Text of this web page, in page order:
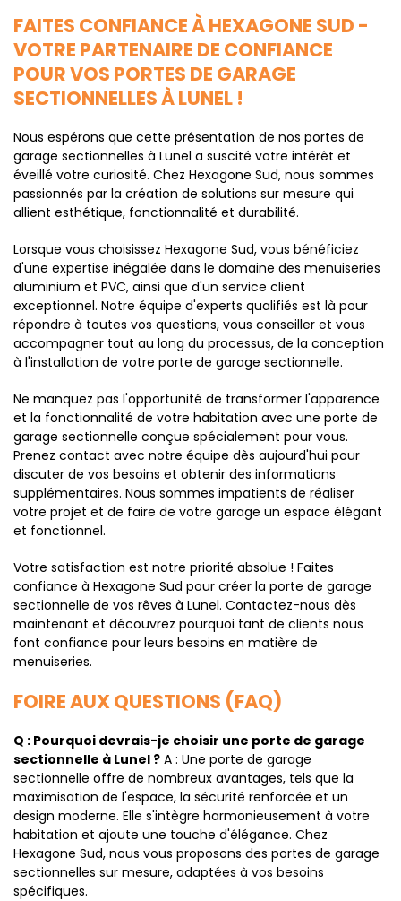
FAITES CONFIANCE À HEXAGONE SUD -
VOTRE PARTENAIRE DE CONFIANCE
POUR VOS PORTES DE GARAGE
SECTIONNELLES À LUNEL !
Nous espérons que cette présentation de nos portes de
garage sectionnelles à Lunel a suscité votre intérêt et
éveillé votre curiosité. Chez Hexagone Sud, nous sommes
passionnés par la création de solutions sur mesure qui
allient esthétique, fonctionnalité et durabilité.
Lorsque vous choisissez Hexagone Sud, vous bénéficiez
d'une expertise inégalée dans le domaine des menuiseries
aluminium et PVC, ainsi que d'un service client
exceptionnel. Notre équipe d'experts qualifiés est là pour
répondre à toutes vos questions, vous conseiller et vous
accompagner tout au long du processus, de la conception
à l'installation de votre porte de garage sectionnelle.
Ne manquez pas l'opportunité de transformer l'apparence
et la fonctionnalité de votre habitation avec une porte de
garage sectionnelle conçue spécialement pour vous.
Prenez contact avec notre équipe dès aujourd'hui pour
discuter de vos besoins et obtenir des informations
supplémentaires. Nous sommes impatients de réaliser
votre projet et de faire de votre garage un espace élégant
et fonctionnel.
Votre satisfaction est notre priorité absolue ! Faites
confiance à Hexagone Sud pour créer la porte de garage
sectionnelle de vos rêves à Lunel. Contactez-nous dès
maintenant et découvrez pourquoi tant de clients nous
font confiance pour leurs besoins en matière de
menuiseries.
FOIRE AUX QUESTIONS (FAQ)
Q : Pourquoi devrais-je choisir une porte de garage
sectionnelle à Lunel ? A : Une porte de garage
sectionnelle offre de nombreux avantages, tels que la
maximisation de l'espace, la sécurité renforcée et un
design moderne. Elle s'intègre harmonieusement à votre
habitation et ajoute une touche d'élégance. Chez
Hexagone Sud, nous vous proposons des portes de garage
sectionnelles sur mesure, adaptées à vos besoins
spécifiques.